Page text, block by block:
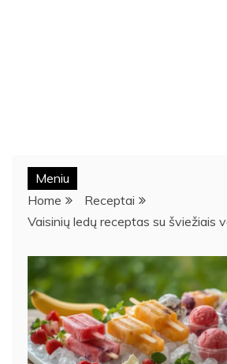
Meniu
Home
Receptai
Vaisinių ledų receptas su šviežiais